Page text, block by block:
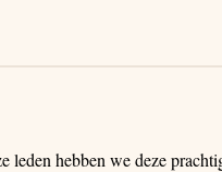
leden hebben we deze